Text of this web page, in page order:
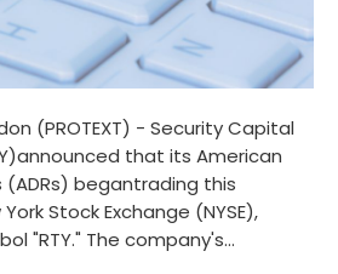
(PROTEXT) - Security Capital
that its American
begantrading this
Stock Exchange (NYSE),
"RTY." The company's...